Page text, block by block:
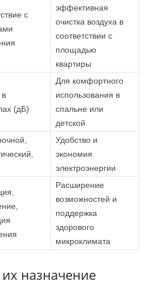
с
эффективная
очистка воздуха в
соответствии с
площадью
квартиры
(дБ)
Для комфортного
использования в
спальне или
детской
Удобство и
экономия
электроэнергии
Расширение
возможностей и
поддержка
здорового
микроклимата
назначение